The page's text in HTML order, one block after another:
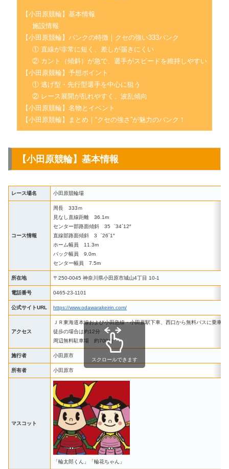
【小田原競輪】基本情報
施設情報
【小田原競輪】バンクの特徴｜クセの強い333バンク
① 直線が非常に短く、差しが届きにくい
② カント（傾斜）が急で、選手がスピードを維持しやすい
【小田原競輪】予想ポイント
① 逃げ型・先行型選手を中心に狙う
② レース展開が乱れやすく、波乱傾向
【小田原競輪】名物とイベント
【小田原競輪】まとめ｜“クセの強さ”が魅力のバンク！
【小田原競輪】基本情報
レース場名 小田原競輪場
コース情報
周長 333ｍ
見なし直線距離 36.1m
センター部路面傾斜 35゜34´12″
直線部路面傾斜 3゜26´1″
ホーム幅員 11.3m
バック幅員 9.0m
センター幅員 7.5m
所在地 〒250-0045 神奈川県小田原市城山4丁目 10-1
電話番号 0465-23-1101
公式サイトURL https://www.odawarakeirin.com/
アクセス
ＪＲ東海道本線および小田急線・小田原駅下車、西口から無料バスに乗車、
徒歩の場合は約12分
周辺無料駐車場 約700台
施行者 小田原市
所有者 小田原市
マスコット
「輪太郎くん」「輪花ちゃん」
スクロールできます